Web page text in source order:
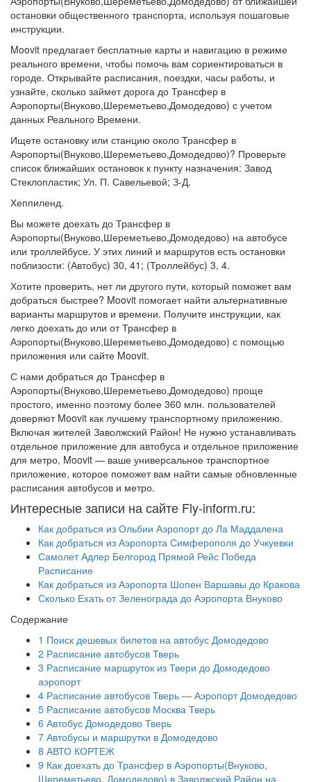
остановки общественного транспорта, используя пошаговые
инструкции.
Moovit предлагает бесплатные карты и навигацию в режиме
реального времени, чтобы помочь вам сориентироваться в
городе. Открывайте расписания, поездки, часы работы, и
узнайте, сколько займет дорога до Трансфер в
Аэропорты(Внуково,Шереметьево,Домодедово) с учетом
данных Реального Времени.
Ищете остановку или станцию около Трансфер в
Аэропорты(Внуково,Шереметьево,Домодедово)? Проверьте
список ближайших остановок к пункту назначения: Завод
Стеклопластик; Ул. П. Савельевой; З-Д.
Хеппиленд.
Вы можете доехать до Трансфер в
Аэропорты(Внуково,Шереметьево,Домодедово) на автобусе
или троллейбусе. У этих линий и маршрутов есть остановки
поблизости: (Автобус) 30, 41; (Троллейбус) 3, 4.
Хотите проверить, нет ли другого пути, который поможет вам
добраться быстрее? Moovit помогает найти альтернативные
варианты маршрутов и времени. Получите инструкции, как
легко доехать до или от Трансфер в
Аэропорты(Внуково,Шереметьево,Домодедово) с помощью
приложения или сайте Moovit.
С нами добраться до Трансфер в
Аэропорты(Внуково,Шереметьево,Домодедово) проще
простого, именно поэтому более 360 млн. пользователей
доверяют Moovit как лучшему транспортному приложению.
Включая жителей Заволжский Район! Не нужно устанавливать
отдельное приложение для автобуса и отдельное приложение
для метро, Moovit — ваше универсальное транспортное
приложение, которое поможет вам найти самые обновленные
расписания автобусов и метро.
Интересные записи на сайте Fly-inform.ru:
Как добраться из Ольбии Аэропорт до Ла Маддалена
Как добраться из Аэропорта Симферополя до Учкуевки
Самолет Адлер Белгород Прямой Рейс Победа
Расписание
Как добраться из Аэропорта Шопен Варшавы до Кракова
Сколько Ехать от Зеленограда до Аэропорта Внуково
Содержание
1 Поиск дешевых билетов на автобус Домодедово
2 Расписание автобусов Тверь
3 Расписание маршруток из Твери до Домодедово
аэропорт
4 Расписание автобусов Тверь — Аэропорт Домодедово
5 Расписание автобусов Москва Тверь
6 Автобус Домодедово Тверь
7 Автобусы и маршрутки в Домодедово
8 АВТО КОРТЕЖ
9 Как доехать до Трансфер в Аэропорты(Внуково,
Шереметьево, Домодедово) в Заволжский Район на